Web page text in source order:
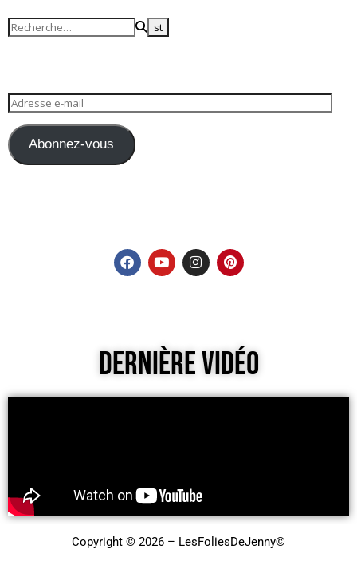
Abonnez-vous
Dernière Vidéo
Copyright © 2026 – LesFoliesDeJenny©